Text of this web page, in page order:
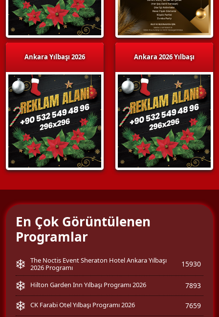
Ankara Yılbaşı 2026 Ankara 2026 Yılbaşı
En Çok Görüntülenen
Programlar
The Noctis Event Sheraton Hotel Ankara Yılbaşı
2026 Programı
15930
Hilton Garden Inn Yılbaşı Programı 2026 7893
CK Farabi Otel Yılbaşı Programı 2026 7659